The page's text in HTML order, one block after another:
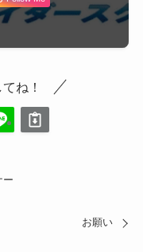
ね！
ー
お願い